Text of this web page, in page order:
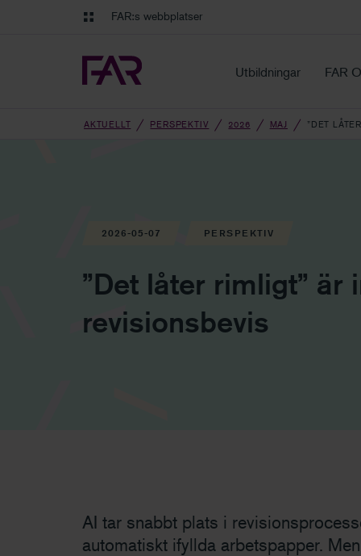
Gå till navigation FAR:s webbplatser
Utbildningar FAR
AKTUELLT PERSPEKTIV 2026 MAJ ”DET
2026-05-07 PERSPEKTIV
”Det låter rimligt” är
revisionsbevis
AI tar snabbt plats i
automatiskt ifyllda arbetspapper.